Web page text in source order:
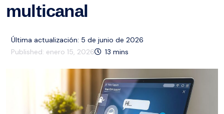
multicanal
Última actualización: 5 de junio de 2026
Published: enero 15, 2026 13 mins